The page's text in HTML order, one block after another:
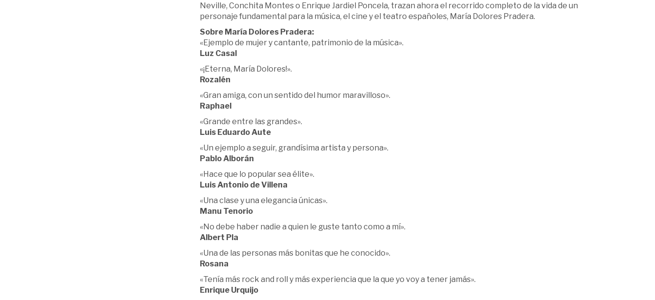
Neville, Conchita Montes o Enrique Jardiel Poncela, trazan ahora el recorrido completo de la vida de un
personaje fundamental para la música, el cine y el teatro españoles, María Dolores Pradera.
Sobre María Dolores Pradera:
«Ejemplo de mujer y cantante, patrimonio de la música».
Luz Casal
«¡Eterna, María Dolores!».
Rozalén
«Gran amiga, con un sentido del humor maravilloso».
Raphael
«Grande entre las grandes».
Luis Eduardo Aute
«Un ejemplo a seguir, grandísima artista y persona».
Pablo Alborán
«Hace que lo popular sea élite».
Luis Antonio de Villena
«Una clase y una elegancia únicas».
Manu Tenorio
«No debe haber nadie a quien le guste tanto como a mí».
Albert Pla
«Una de las personas más bonitas que he conocido».
Rosana
«Tenía más rock and roll y más experiencia que la que yo voy a tener jamás».
Enrique Urquijo